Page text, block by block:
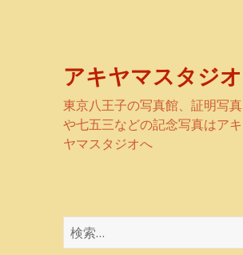
アキヤマスタジオ
東京八王子の写真館、証明写真
や七五三などの記念写真はアキ
ヤマスタジオへ
検
索: